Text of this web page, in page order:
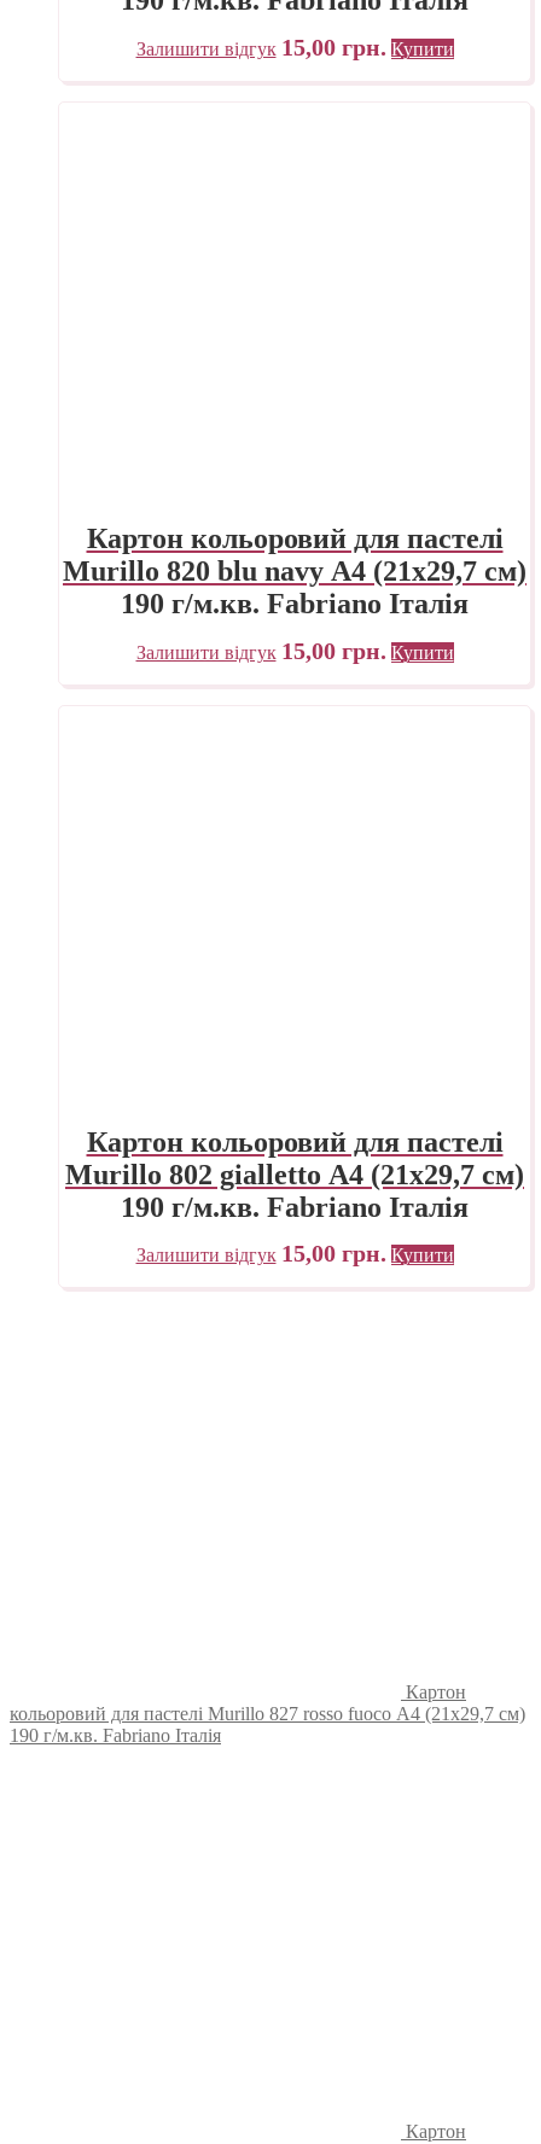
Залишити відгук 15,00 грн. Купити
Картон кольоровий для пастелі
Murillo 820 blu navy А4 (21х29,7 см)
190 г/м.кв. Fabriano Італія
Залишити відгук 15,00 грн. Купити
Картон кольоровий для пастелі
Murillo 802 gialletto А4 (21х29,7 см)
190 г/м.кв. Fabriano Італія
Залишити відгук 15,00 грн. Купити
Картон
кольоровий для пастелі Murillo 827 rosso fuoco А4 (21х29,7 см)
190 г/м.кв. Fabriano Італія
Картон